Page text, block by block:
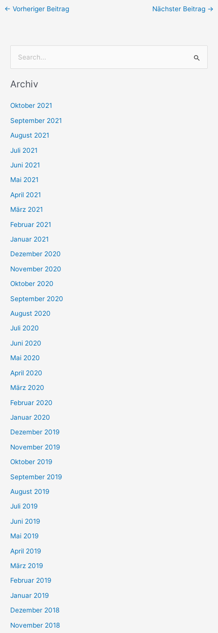
← Vorheriger Beitrag Nächster Beitrag →
c
n
n
a
c
h
:
Archiv
Oktober 2021
September 2021
August 2021
Juli 2021
Juni 2021
Mai 2021
April 2021
März 2021
Februar 2021
Januar 2021
Dezember 2020
November 2020
Oktober 2020
September 2020
August 2020
Juli 2020
Juni 2020
Mai 2020
April 2020
März 2020
Februar 2020
Januar 2020
Dezember 2019
November 2019
Oktober 2019
September 2019
August 2019
Juli 2019
Juni 2019
Mai 2019
April 2019
März 2019
Februar 2019
Januar 2019
Dezember 2018
November 2018